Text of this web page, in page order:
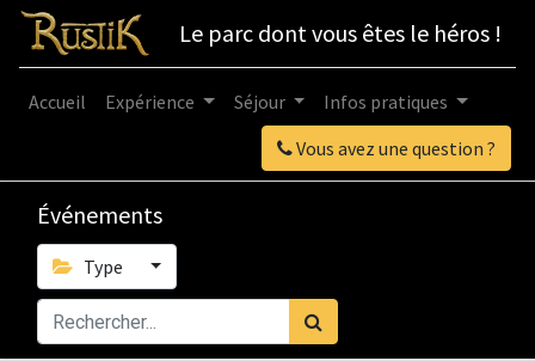
Le parc dont vous êtes le héros !
Vous avez une question ?
Accueil Expérience Séjour Infos pratiques
Événements
Type